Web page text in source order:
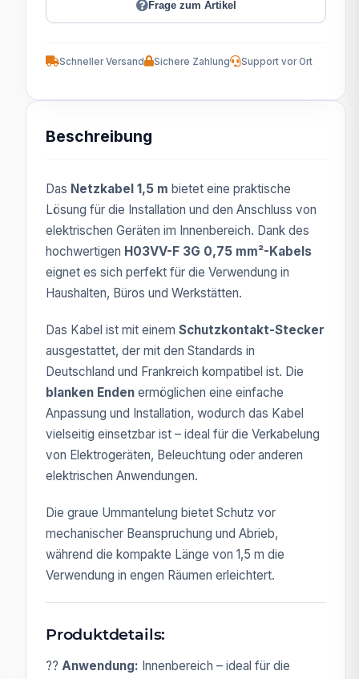
Frage zum Artikel
Schneller Versand Sichere Zahlung Support vor Ort
Beschreibung
Das Netzkabel 1,5 m bietet eine praktische
Lösung für die Installation und den Anschluss von
elektrischen Geräten im Innenbereich. Dank des
hochwertigen H03VV-F 3G 0,75 mm²-Kabels
eignet es sich perfekt für die Verwendung in
Haushalten, Büros und Werkstätten.
Das Kabel ist mit einem Schutzkontakt-Stecker
ausgestattet, der mit den Standards in
Deutschland und Frankreich kompatibel ist. Die
blanken Enden ermöglichen eine einfache
Anpassung und Installation, wodurch das Kabel
vielseitig einsetzbar ist – ideal für die Verkabelung
von Elektrogeräten, Beleuchtung oder anderen
elektrischen Anwendungen.
Die graue Ummantelung bietet Schutz vor
mechanischer Beanspruchung und Abrieb,
während die kompakte Länge von 1,5 m die
Verwendung in engen Räumen erleichtert.
Produktdetails:
?? Anwendung: Innenbereich – ideal für die